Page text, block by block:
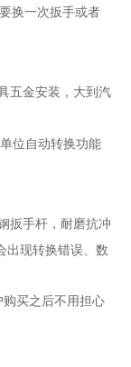
换一次扳手或者
五金安装，大到汽
位自动转换功能
扳手杆，耐磨抗冲
出现转换错误、数
买之后不用担心